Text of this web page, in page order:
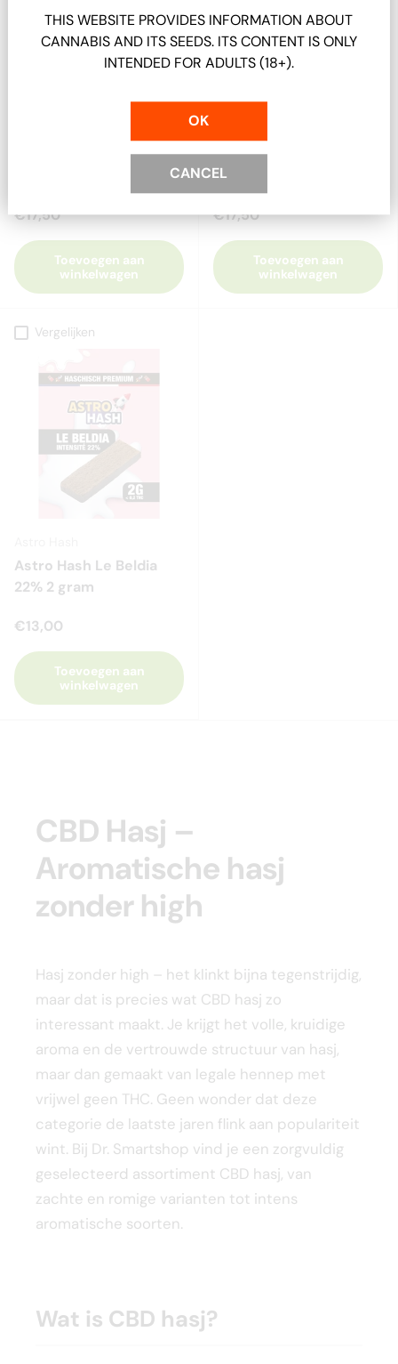
47% CBD Hash - 2 gram
€17,50
Toevoegen aan
winkelwagen
Mousseux Hash - 30%
CBN + 20% - 2 gram
€17,50
Toevoegen aan
winkelwagen
Vergelijken
Astro Hash Le Beldia
22% 2 gram
€13,00
Toevoegen aan
winkelwagen
CBD Hasj –
Aromatische hasj
zonder high
Hasj zonder high – het klinkt bijna tegenstrijdig,
maar dat is precies wat CBD hasj zo
interessant maakt. Je krijgt het volle, kruidige
aroma en de vertrouwde structuur van hasj,
maar dan gemaakt van legale hennep met
vrijwel geen THC. Geen wonder dat deze
categorie de laatste jaren flink aan populariteit
wint. Bij Dr. Smartshop vind je een zorgvuldig
geselecteerd assortiment CBD hasj, van
zachte en romige varianten tot intens
aromatische soorten.
Wat is CBD hasj?
THIS WEBSITE PROVIDES INFORMATION ABOUT
CANNABIS AND ITS SEEDS. ITS CONTENT IS ONLY
INTENDED FOR ADULTS (18+).
OK
CANCEL